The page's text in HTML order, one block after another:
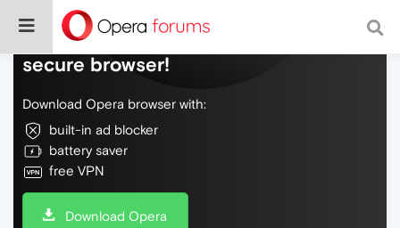
Do more on the web, with a fast and
secure browser!
Download Opera browser with:
built-in ad blocker
battery saver
free VPN
Download Opera